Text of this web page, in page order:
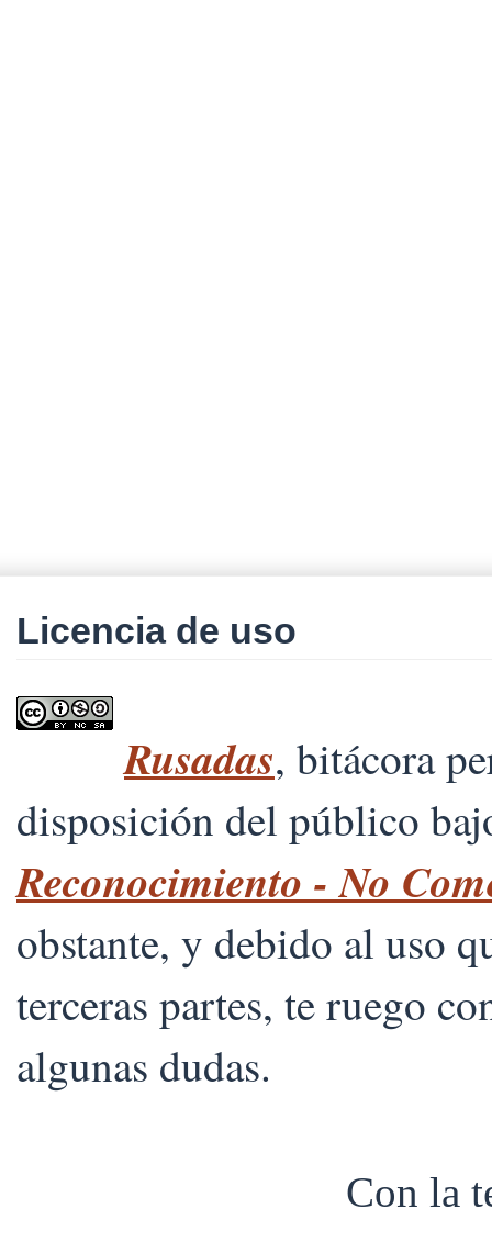
Licencia de uso
Rusadas, bitácora
disposición del público
Reconocimiento - No
obstante, y debido al uso
terceras partes, te ruego
algunas dudas.
Con la